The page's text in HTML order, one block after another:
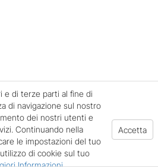
e di terze parti al fine di
di navigazione sul nostro
dei nostri utenti e
Continuando nella
le impostazioni del tuo
di cookie sul tuo
Informazioni.